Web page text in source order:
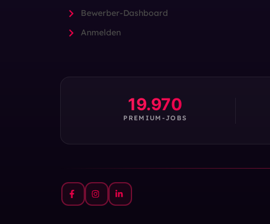
Bewerber-Dashboard
Anmelden
19.970
PREMIUM-JOBS